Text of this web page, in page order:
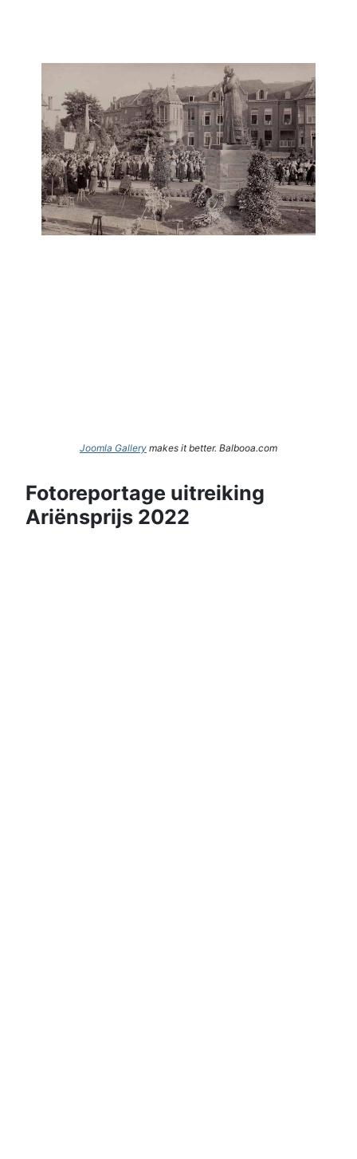
Joomla Gallery makes it better. Balbooa.com
Fotoreportage uitreiking
Ariënsprijs 2022